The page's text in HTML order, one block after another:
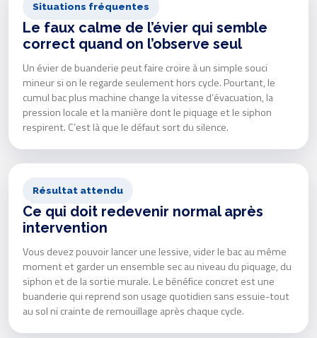
Situations fréquentes
Le faux calme de l’évier qui semble
correct quand on l’observe seul
Un évier de buanderie peut faire croire à un simple souci
mineur si on le regarde seulement hors cycle. Pourtant, le
cumul bac plus machine change la vitesse d’évacuation, la
pression locale et la manière dont le piquage et le siphon
respirent. C’est là que le défaut sort du silence.
Résultat attendu
Ce qui doit redevenir normal après
intervention
Vous devez pouvoir lancer une lessive, vider le bac au même
moment et garder un ensemble sec au niveau du piquage, du
siphon et de la sortie murale. Le bénéfice concret est une
buanderie qui reprend son usage quotidien sans essuie-tout
au sol ni crainte de remouillage après chaque cycle.